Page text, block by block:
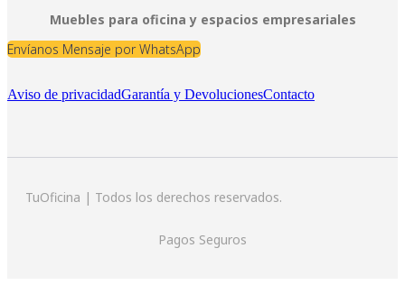
Muebles para oficina y espacios empresariales
Envíanos Mensaje por WhatsApp
Aviso de privacidadGarantía y DevolucionesContacto
TuOficina | Todos los derechos reservados.
Pagos Seguros